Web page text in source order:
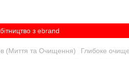
з ebrand
(Миття та Очищення) Глибоке